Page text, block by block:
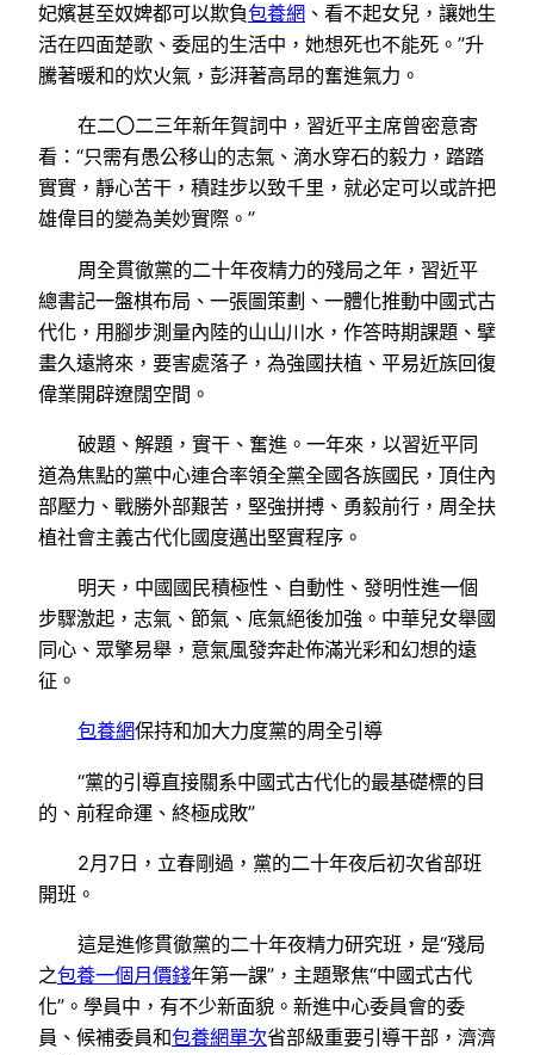
妃嬪甚至奴婢都可以欺負包養網 、看不起女兒，讓她生
活在四面楚歌、委屈的生活中，她想死也不能死。”升
騰著暖和的炊火氣，彭湃著高昂的奮進氣力。
在二〇二三年新年賀詞中，習近平主席曾密意寄
看：“只需有愚公移山的志氣、滴水穿石的毅力，踏踏
實實，靜心苦干，積跬步以致千里，就必定可以或許把
雄偉目的變為美妙實際。”
周全貫徹黨的二十年夜精力的殘局之年，習近平
總書記一盤棋布局、一張圖策劃、一體化推動中國式古
代化，用腳步測量內陸的山山川水，作答時期課題、擘
畫久遠將來，要害處落子，為強國扶植、平易近族回復
偉業開辟遼闊空間。
破題、解題，實干、奮進。一年來，以習近平同
道為焦點的黨中心連合率領全黨全國各族國民，頂住內
部壓力、戰勝外部艱苦，堅強拼搏、勇毅前行，周全扶
植社會主義古代化國度邁出堅實程序。
明天，中國國民積極性、自動性、發明性進一個
步驟激起，志氣、節氣、底氣絕後加強。中華兒女舉國
同心、眾擎易舉，意氣風發奔赴佈滿光彩和幻想的遠
征。
包養網保持和加大力度黨的周全引導
“黨的引導直接關系中國式古代化的最基礎標的目
的、前程命運、終極成敗”
2月7日，立春剛過，黨的二十年夜后初次省部班
開班。
這是進修貫徹黨的二十年夜精力研究班，是“殘局
之包養一個月價錢年第一課”，主題聚焦“中國式古代
化”。學員中，有不少新面貌。新進中心委員會的委
員、候補委員和包養網單次省部級重要引導干部，濟濟